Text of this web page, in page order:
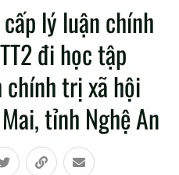
lý luận chính
đi học tập
trị xã hội
tỉnh Nghệ An